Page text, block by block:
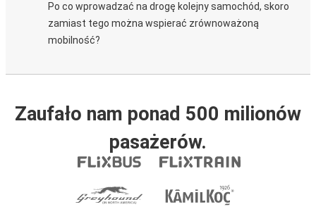
Po co wprowadzać na drogę kolejny samochód, skoro
zamiast tego można wspierać zrównoważoną
mobilność?
Zaufało nam ponad 500 milionów
pasażerów.